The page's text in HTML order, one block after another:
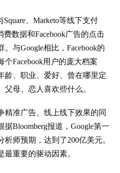
Square、Marketo等线下支付
数据和Facebook广告的点击
与Google相比，Facebook的
Facebook用户的庞大档案
龄、职业、爱好、曾在哪里定
母、恋人喜欢些什么。
精准广告、线上线下效果的同
Bloomberg报道，Google第一
师预期，达到了200亿美元。
重要的驱动因素。